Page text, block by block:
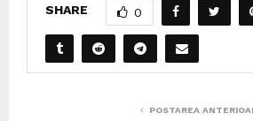
SHARE 0
POSTAREA